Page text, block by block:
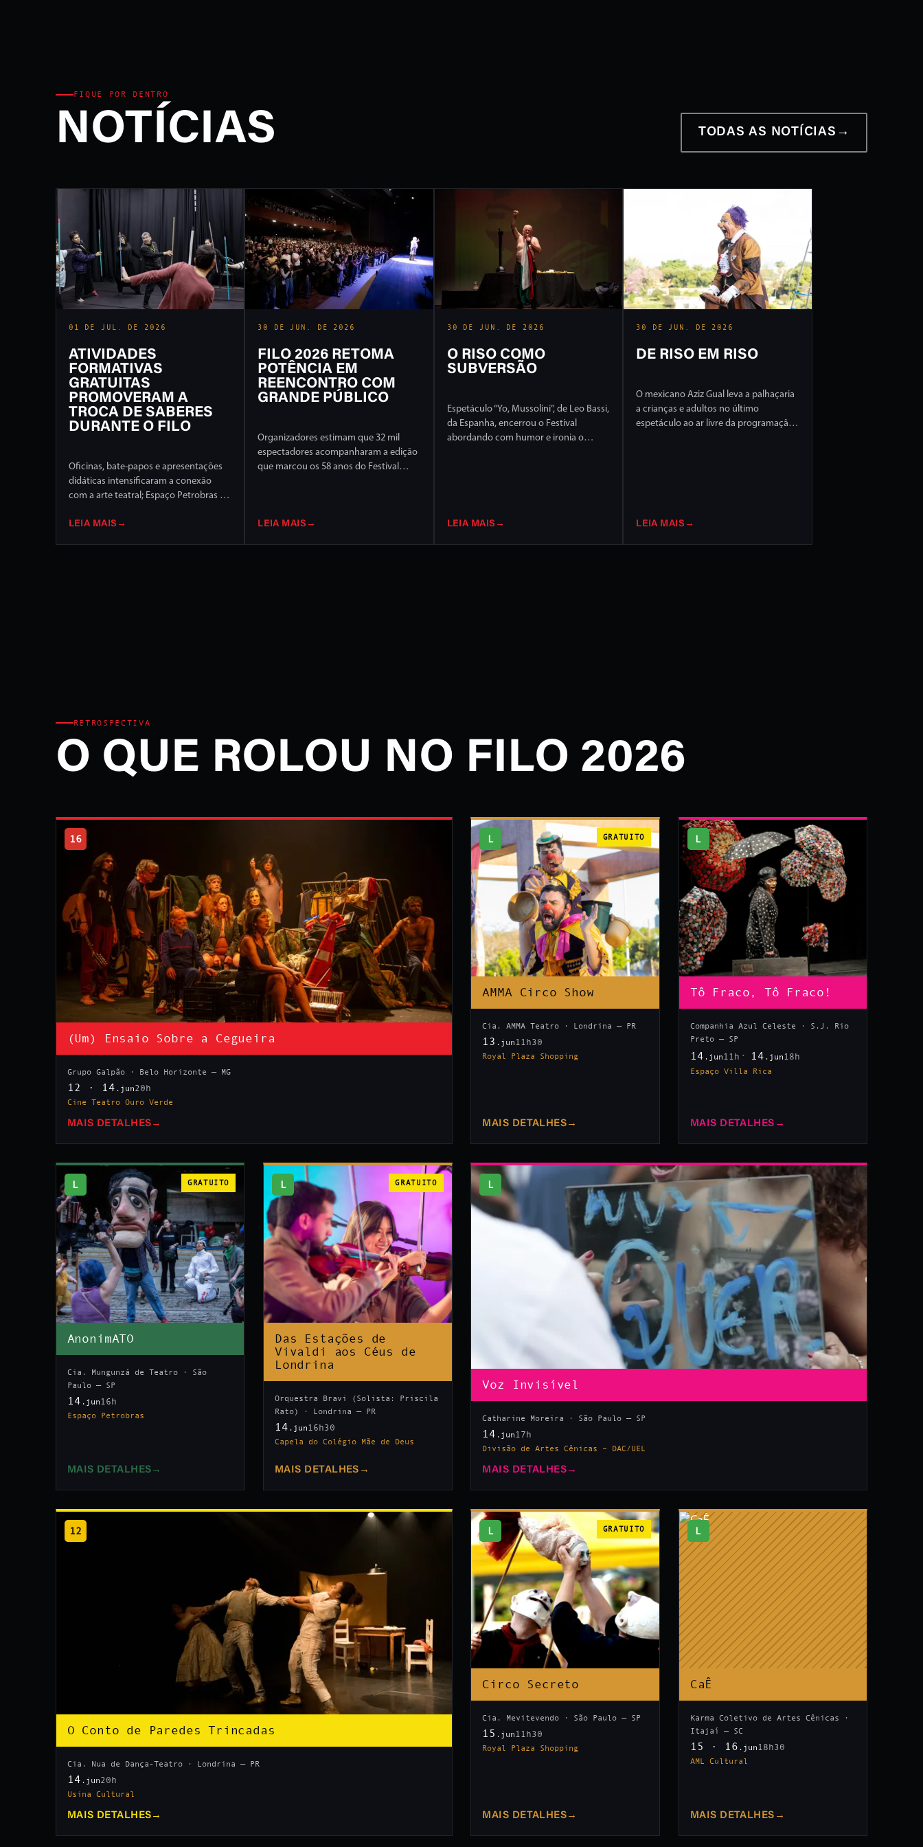
FIQUE POR DENTRO
NOTÍCIAS TODAS AS NOTÍCIAS →
01 DE JUL. DE 2026
ATIVIDADES
FORMATIVAS
GRATUITAS
PROMOVERAM A
TROCA DE SABERES
DURANTE O FILO
Oficinas, bate-papos e apresentações
didáticas intensificaram a conexão
com a arte teatral; Espaço Petrobras foi
LEIA MAIS →
30 DE JUN. DE 2026
FILO 2026 RETOMA
POTÊNCIA EM
REENCONTRO COM
GRANDE PÚBLICO
Organizadores estimam que 32 mil
espectadores acompanharam a edição
que marcou os 58 anos do Festival
LEIA MAIS →
30 DE JUN. DE 2026
O RISO COMO
SUBVERSÃO
Espetáculo “Yo, Mussolini”, de Leo Bassi,
da Espanha, encerrou o Festival
abordando com humor e ironia o
LEIA MAIS →
30 DE JUN. DE 2026
DE RISO EM RISO
O mexicano Aziz Gual leva a palhaçaria
a crianças e adultos no último
espetáculo ao ar livre da programação
LEIA MAIS →
RETROSPECTIVA
O QUE ROLOU NO FILO 2026
16
(Um) Ensaio Sobre a Cegueira
Grupo Galpão · Belo Horizonte — MG
12 · 14 .jun20h
Cine Teatro Ouro Verde
MAIS DETALHES →
L GRATUITO
AMMA Circo Show
Cia. AMMA Teatro · Londrina — PR
13 .jun11h30
Royal Plaza Shopping
MAIS DETALHES →
L
Tô Fraco, Tô Fraco!
Companhia Azul Celeste · S.J. Rio
Preto — SP
14 .jun11h 14 .jun18h
Espaço Villa Rica
MAIS DETALHES →
L GRATUITO
AnonimATO
Cia. Mungunzá de Teatro · São
Paulo — SP
14 .jun 16h
Espaço Petrobras
MAIS DETALHES →
L GRATUITO
Das Estações de
Vivaldi aos Céus de
Londrina
Orquestra Bravi (Solista: Priscila
Rato) · Londrina — PR
14 .jun 16h30
Capela do Colégio Mãe de Deus
MAIS DETALHES →
L
Voz Invisível
Catharine Moreira · São Paulo — SP
14 .jun 17h
Divisão de Artes Cênicas – DAC/UEL
MAIS DETALHES →
12
O Conto de Paredes Trincadas
Cia. Nua de Dança-Teatro · Londrina — PR
14 .jun20h
Usina Cultural
MAIS DETALHES →
L GRATUITO
Circo Secreto
Cia. Mevitevendo · São Paulo — SP
15 .jun11h30
Royal Plaza Shopping
MAIS DETALHES →
L
CaÊ
Karma Coletivo de Artes Cênicas ·
Itajaí — SC
15 · 16 .jun18h30
AML Cultural
MAIS DETALHES →